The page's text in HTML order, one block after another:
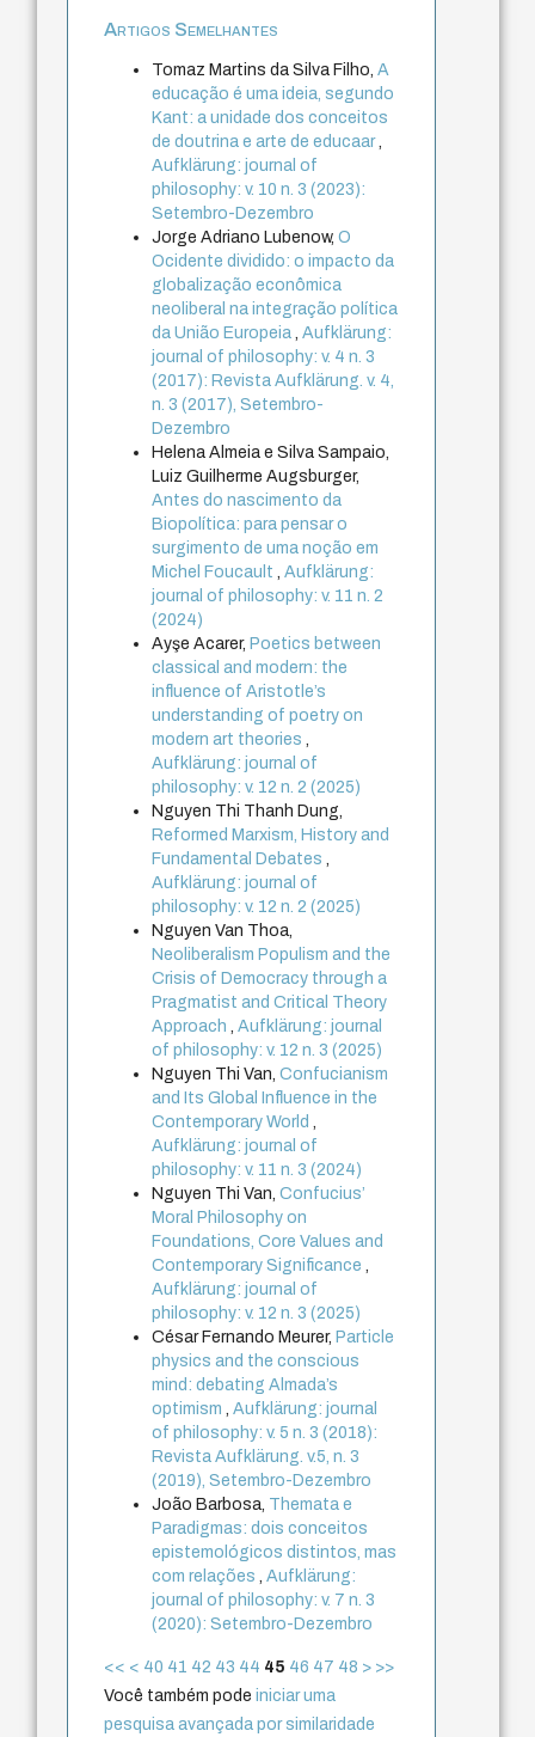
Artigos Semelhantes
Tomaz Martins da Silva Filho,A
educação é uma ideia, segundo
Kant: a unidade dos conceitos
de doutrina e arte de educaar,
Aufklärung: journal of
philosophy: v. 10 n. 3 (2023):
Setembro-Dezembro
Jorge Adriano Lubenow,O
Ocidente dividido: o impacto da
globalização econômica
neoliberal na integração política
da União Europeia,Aufklärung:
journal of philosophy: v. 4 n. 3
(2017): Revista Aufklärung. v. 4,
n. 3 (2017), Setembro-
Dezembro
Helena Almeia e Silva Sampaio,
Luiz Guilherme Augsburger,
Antes do nascimento da
Biopolítica: para pensar o
surgimento de uma noção em
Michel Foucault,Aufklärung:
journal of philosophy: v. 11 n. 2
(2024)
Ayşe Acarer, Poetics between
classical and modern: the
influence of Aristotle’s
understanding of poetry on
modern art theories,
Aufklärung: journal of
philosophy: v. 12 n. 2 (2025)
Nguyen Thi Thanh Dung,
Reformed Marxism, History and
Fundamental Debates,
Aufklärung: journal of
philosophy: v. 12 n. 2 (2025)
Nguyen Van Thoa,
Neoliberalism Populism and the
Crisis of Democracy through a
Pragmatist and Critical Theory
Approach,Aufklärung: journal
of philosophy: v. 12 n. 3 (2025)
Nguyen Thi Van,Confucianism
and Its Global Influence in the
Contemporary World,
Aufklärung: journal of
philosophy: v. 11 n. 3 (2024)
Nguyen Thi Van,Confucius’
Moral Philosophy on
Foundations, Core Values and
Contemporary Significance,
Aufklärung: journal of
philosophy: v. 12 n. 3 (2025)
César Fernando Meurer, Particle
physics and the conscious
mind: debating Almada’s
optimism,Aufklärung: journal
of philosophy: v. 5 n. 3 (2018):
Revista Aufklärung. v.5, n. 3
(2019), Setembro-Dezembro
João Barbosa, Themata e
Paradigmas: dois conceitos
epistemológicos distintos, mas
com relações,Aufklärung:
journal of philosophy: v. 7 n. 3
(2020): Setembro-Dezembro
<< < 40 41 42 43 44 45 46 47 48 > >>
Você também podeiniciar uma
pesquisa avançada por similaridade